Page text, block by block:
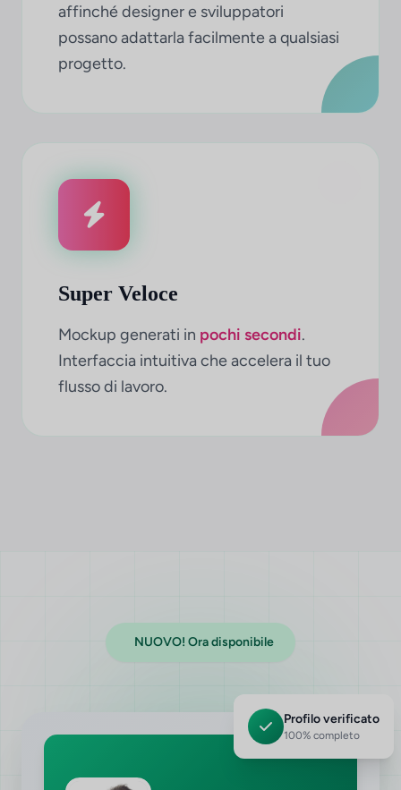
affinché designer e sviluppatori
possano adattarla facilmente a qualsiasi
progetto.
Super Veloce
Mockup generati in pochi secondi.
Interfaccia intuitiva che accelera il tuo
flusso di lavoro.
NUOVO! Ora disponibile
Profilo verificato
100% completo